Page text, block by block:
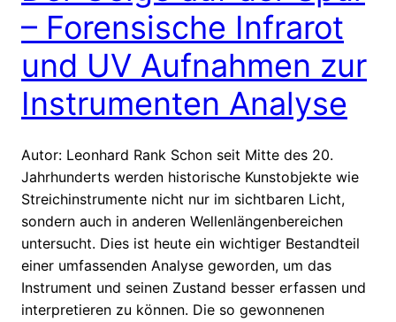
– Forensische Infrarot
und UV Aufnahmen zur
Instrumenten Analyse
Autor: Leonhard Rank Schon seit Mitte des 20.
Jahrhunderts werden historische Kunstobjekte wie
Streichinstrumente nicht nur im sichtbaren Licht,
sondern auch in anderen Wellenlängenbereichen
untersucht. Dies ist heute ein wichtiger Bestandteil
einer umfassenden Analyse geworden, um das
Instrument und seinen Zustand besser erfassen und
interpretieren zu können. Die so gewonnenen